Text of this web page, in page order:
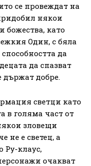
се провеждат на
някои
божества, като
Один, с бяла
да
да спазват
държат добре.
светци като
в голяма част от
зловещи
не е светец, а
Ру-клаус,
очакват